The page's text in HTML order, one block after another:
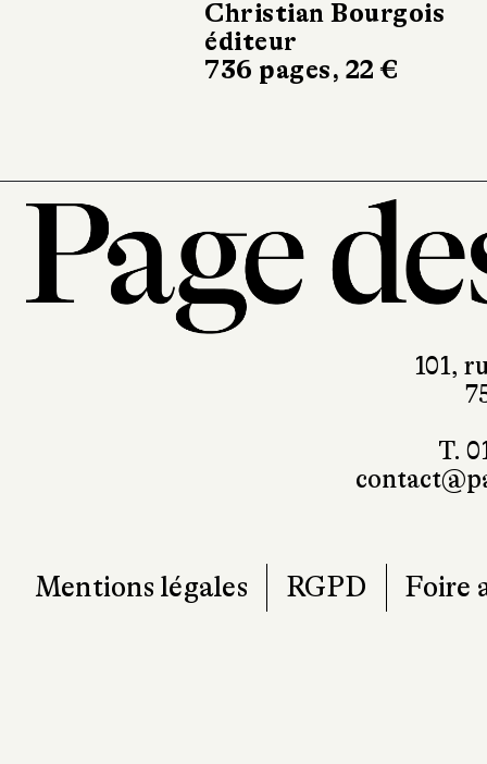
Christian Bourgois
éditeur
540 pages, 22 €
101,
T.
Mentions légales RGPD Foire